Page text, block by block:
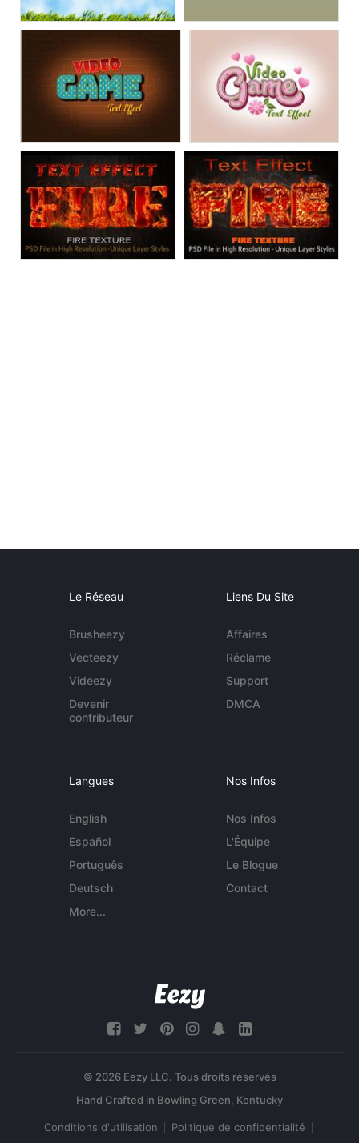
Le Réseau
Brusheezy
Vecteezy
Videezy
Devenir
contributeur
Liens Du Site
Affaires
Réclame
Support
DMCA
Langues
English
Español
Português
Deutsch
More...
Nos Infos
Nos Infos
L'Équipe
Le Blogue
Contact
© 2026 Eezy LLC. Tous droits réservés
Conditions d'utilisation Politique de confidentialité